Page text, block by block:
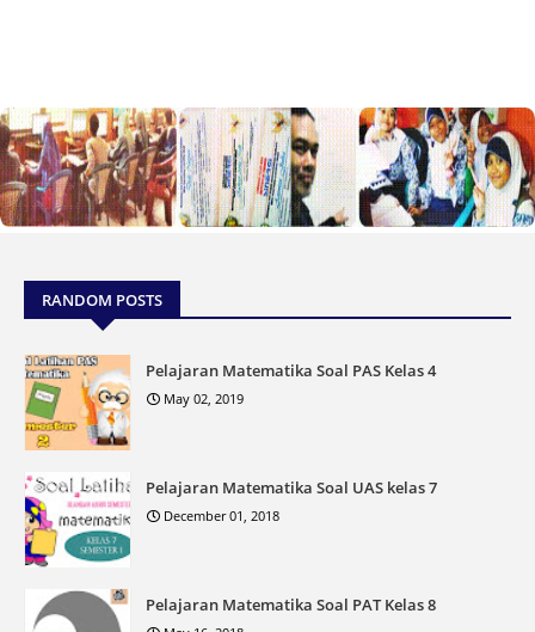
RANDOM POSTS
Pelajaran Matematika Soal PAS Kelas 4
May 02, 2019
Pelajaran Matematika Soal UAS kelas 7
December 01, 2018
Pelajaran Matematika Soal PAT Kelas 8